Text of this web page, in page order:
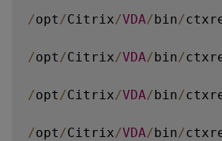
/opt /Citrix/VDA/bin/
/opt /Citrix/VDA/bin/
/opt /Citrix/VDA/bin/
/opt /Citrix/VDA/bin/